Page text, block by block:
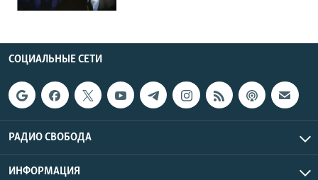
СОЦИАЛЬНЫЕ СЕТИ
РАДИО СВОБОДА
ИНФОРМАЦИЯ